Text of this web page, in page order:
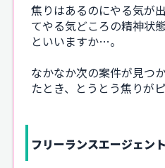
焦りはあるのにやる気が
てやる気どころの精神状
といいますか…。
なかなか次の案件が見つ
たとき、とうとう焦りが
フリーランスエージェン